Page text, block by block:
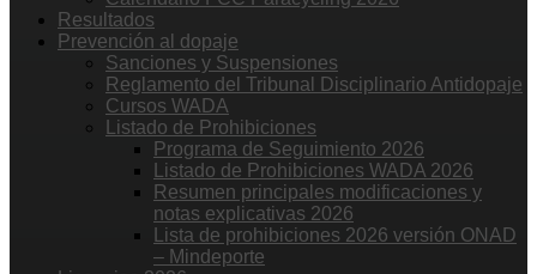
Resultados
Prevención al dopaje
Sanciones y Suspensiones
Reglamento del Tribunal Disciplinario Antidopaje
Cursos WADA
Listado de Prohibiciones
Programa de Seguimiento 2026
Listado de Prohibiciones WADA 2026
Resumen principales modificaciones y
notas explicativas 2026
Lista de prohibiciones 2026 versión ONAD
– Mindeporte